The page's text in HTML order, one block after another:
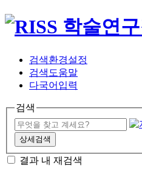
검색환경설정
검색도움말
다국어입력
검색
상세검색
결과 내 재검색